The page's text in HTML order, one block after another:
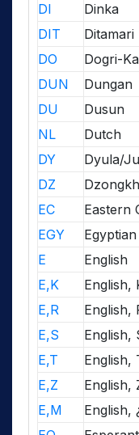
DI
Dinka
DIT
Ditamari
DO
Dogri-
DUN
Dungan
DU
Dusun
NL
Dutch
DY
Dyula/
DZ
EC
Eastern
EGY
E
English
E,K
English,
E,R
English,
E,S
English,
E,T
English,
E,Z
English,
E,M
English,